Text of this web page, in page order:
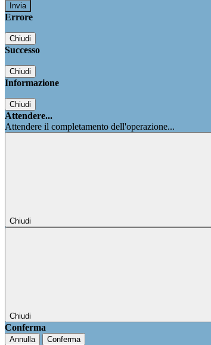
Errore
Chiudi
Successo
Chiudi
Informazione
Chiudi
Attendere...
Attendere il completamento dell'operazione...
Chiudi
Chiudi
Conferma
Annulla Conferma